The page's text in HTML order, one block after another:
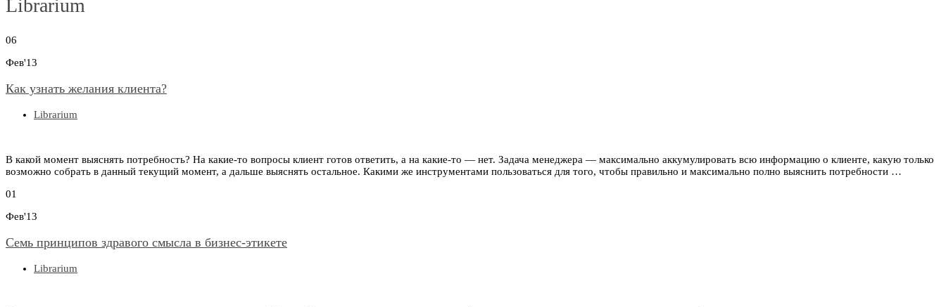
Librarium
06
Фев'13
Как узнать желания клиента?
Librarium
В какой момент выяснять потребность? На какие-то вопросы клиент готов ответить, а на какие-то — нет. Задача менеджера — максимально аккумулировать всю информацию о клиенте, какую только
возможно собрать в данный текущий момент, а дальше выяснять остальное. Какими же инструментами пользоваться для того, чтобы правильно и максимально полно выяснить потребности …
01
Фев'13
Семь принципов здравого смысла в бизнес-этикете
Librarium